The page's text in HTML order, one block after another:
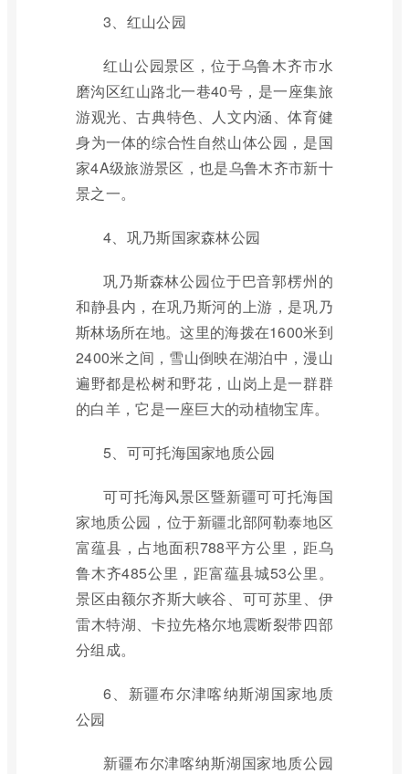
3、红山公园
红山公园景区，位于乌鲁木齐市水
磨沟区红山路北一巷40号，是一座集旅
游观光、古典特色、人文内涵、体育健
身为一体的综合性自然山体公园，是国
家4A级旅游景区，也是乌鲁木齐市新十
景之一。
4、巩乃斯国家森林公园
巩乃斯森林公园位于巴音郭楞州的
和静县内，在巩乃斯河的上游，是巩乃
斯林场所在地。这里的海拨在1600米到
2400米之间，雪山倒映在湖泊中，漫山
遍野都是松树和野花，山岗上是一群群
的白羊，它是一座巨大的动植物宝库。
5、可可托海国家地质公园
可可托海风景区暨新疆可可托海国
家地质公园，位于新疆北部阿勒泰地区
富蕴县，占地面积788平方公里，距乌
鲁木齐485公里，距富蕴县城53公里。
景区由额尔齐斯大峡谷、可可苏里、伊
雷木特湖、卡拉先格尔地震断裂带四部
分组成。
6、新疆布尔津喀纳斯湖国家地质
公园
新疆布尔津喀纳斯湖国家地质公园